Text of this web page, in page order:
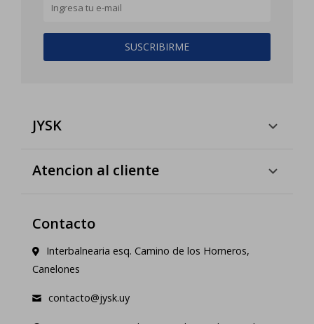
SUSCRIBIRME
JYSK
Atencion al cliente
Contacto
Interbalnearia esq. Camino de los Horneros,
Canelones
contacto@jysk.uy